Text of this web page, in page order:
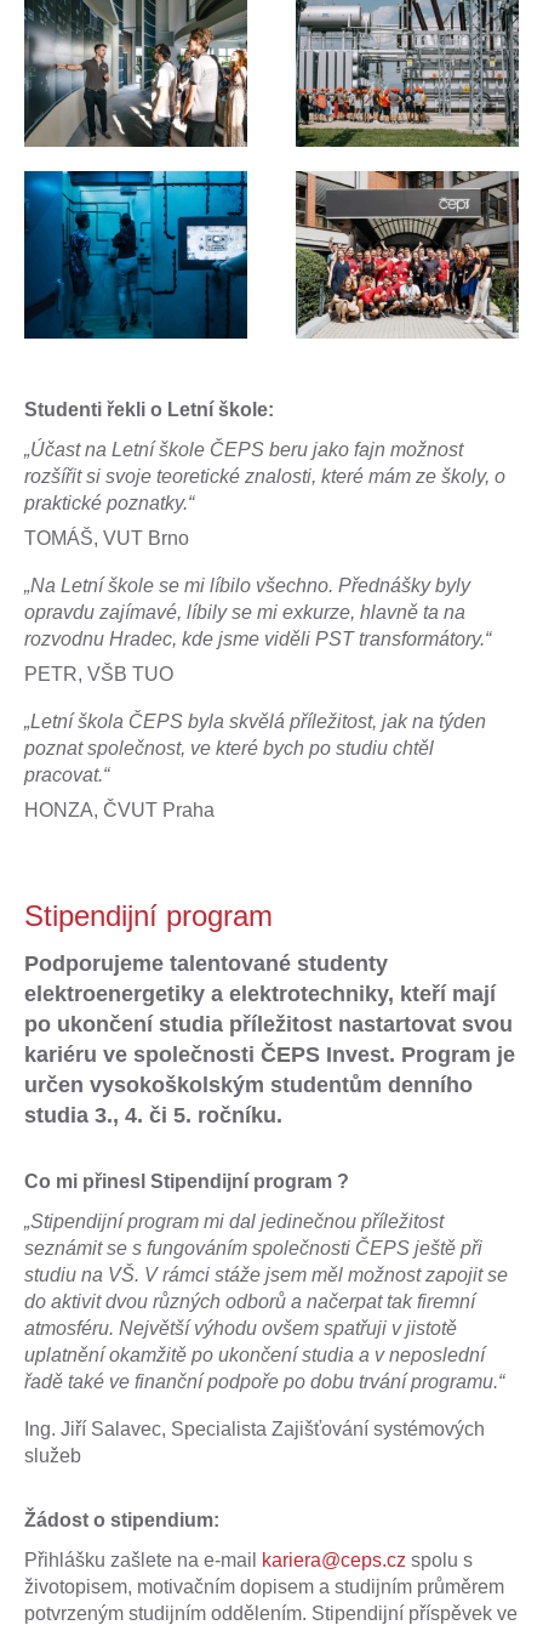
Studenti řekli o Letní škole:
„Účast na Letní škole ČEPS beru jako fajn možnost
rozšířit si svoje teoretické znalosti, které mám ze školy, o
praktické poznatky.“
TOMÁŠ, VUT Brno
„Na Letní škole se mi líbilo všechno. Přednášky byly
opravdu zajímavé, líbily se mi exkurze, hlavně ta na
rozvodnu Hradec, kde jsme viděli PST transformátory.“
PETR, VŠB TUO
„Letní škola ČEPS byla skvělá příležitost, jak na týden
poznat společnost, ve které bych po studiu chtěl
pracovat.“
HONZA, ČVUT Praha
Stipendijní program
Podporujeme talentované studenty
elektroenergetiky a elektrotechniky, kteří mají
po ukončení studia příležitost nastartovat svou
kariéru ve společnosti ČEPS Invest. Program je
určen vysokoškolským studentům denního
studia 3., 4. či 5. ročníku.
Co mi přinesl Stipendijní program ?
„Stipendijní program mi dal jedinečnou příležitost
seznámit se s fungováním společnosti ČEPS ještě při
studiu na VŠ. V rámci stáže jsem měl možnost zapojit se
do aktivit dvou různých odborů a načerpat tak firemní
atmosféru. Největší výhodu ovšem spatřuji v jistotě
uplatnění okamžitě po ukončení studia a v neposlední
řadě také ve finanční podpoře po dobu trvání programu.“
Ing. Jiří Salavec, Specialista Zajišťování systémových
služeb
Žádost o stipendium:
Přihlášku zašlete na e-mail
kariera@ceps.cz spolu s
životopisem, motivačním dopisem a studijním průměrem
potvrzeným studijním oddělením. Stipendijní příspěvek ve